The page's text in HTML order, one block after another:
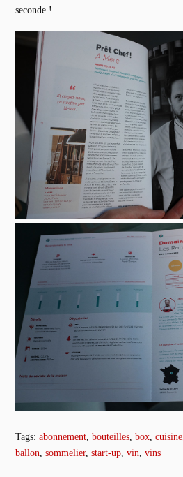
seconde !
Tags:abonnement ,bouteilles ,box ,cuisine
ballon ,sommelier,start-up ,vin ,vins